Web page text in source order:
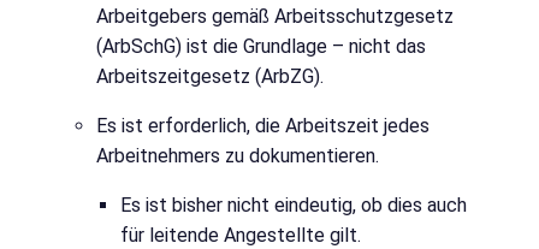
Arbeitgebers gemäß Arbeitsschutzgesetz
(ArbSchG) ist die Grundlage – nicht das
Arbeitszeitgesetz (ArbZG).
Es ist erforderlich, die Arbeitszeit jedes
Arbeitnehmers zu dokumentieren.
Es ist bisher nicht eindeutig, ob dies auch
für leitende Angestellte gilt.